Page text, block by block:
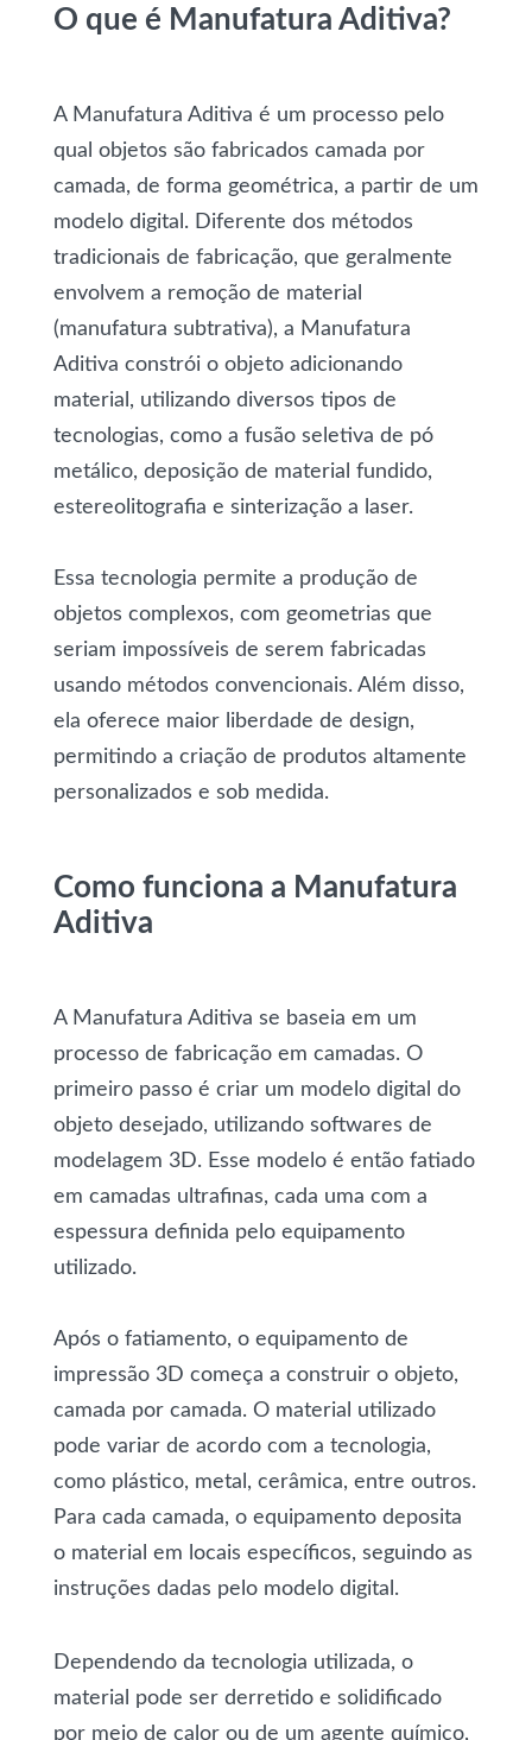
O que é Manufatura Aditiva?
A Manufatura Aditiva é um processo pelo
qual objetos são fabricados camada por
camada, de forma geométrica, a partir de um
modelo digital. Diferente dos métodos
tradicionais de fabricação, que geralmente
envolvem a remoção de material
(manufatura subtrativa), a Manufatura
Aditiva constrói o objeto adicionando
material, utilizando diversos tipos de
tecnologias, como a fusão seletiva de pó
metálico, deposição de material fundido,
estereolitografia e sinterização a laser.
Essa tecnologia permite a produção de
objetos complexos, com geometrias que
seriam impossíveis de serem fabricadas
usando métodos convencionais. Além disso,
ela oferece maior liberdade de design,
permitindo a criação de produtos altamente
personalizados e sob medida.
Como funciona a Manufatura
Aditiva
A Manufatura Aditiva se baseia em um
processo de fabricação em camadas. O
primeiro passo é criar um modelo digital do
objeto desejado, utilizando softwares de
modelagem 3D. Esse modelo é então fatiado
em camadas ultrafinas, cada uma com a
espessura definida pelo equipamento
utilizado.
Após o fatiamento, o equipamento de
impressão 3D começa a construir o objeto,
camada por camada. O material utilizado
pode variar de acordo com a tecnologia,
como plástico, metal, cerâmica, entre outros.
Para cada camada, o equipamento deposita
o material em locais específicos, seguindo as
instruções dadas pelo modelo digital.
Dependendo da tecnologia utilizada, o
material pode ser derretido e solidificado
por meio de calor ou de um agente químico,